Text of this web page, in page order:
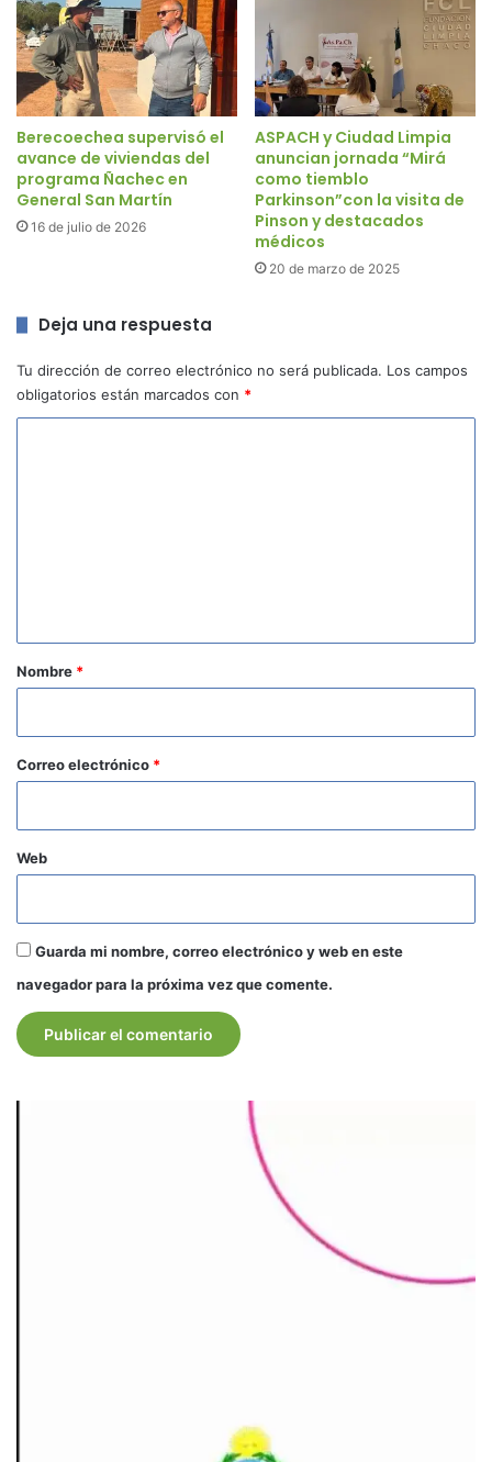
Berecoechea supervisó el
avance de viviendas del
programa Ñachec en
General San Martín
16 de julio de 2026
ASPACH y Ciudad Limpia
anuncian jornada “Mirá
como tiemblo
Parkinson”con la visita de
Pinson y destacados
médicos
20 de marzo de 2025
Deja una respuesta
Tu dirección de correo electrónico no será publicada. Los campos
obligatorios están marcados con *
r
o
*
Nombre *
Correo electrónico *
Web
Guarda mi nombre, correo electrónico y web en este
navegador para la próxima vez que comente.